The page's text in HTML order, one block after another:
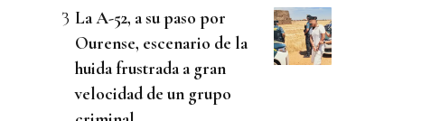
La A-52, a su paso por
Ourense, escenario de la
huida frustrada a gran
velocidad de un grupo